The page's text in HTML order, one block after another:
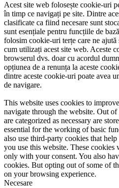
Acest site web folosește cookie-uri
în timp ce navigați pe site. Dintre
clasificate ca fiind necesare sunt
sunt esențiale pentru funcțiile de
folosim cookie-uri terțe care ne ajută
cum utilizați acest site web. Aceste
browserul dvs. doar cu acordul
opțiunea de a renunța la aceste
dintre aceste cookie-uri poate avea
de navigare.
This website uses cookies to
navigate through the website. Out
are categorized as necessary are
essential for the working of basic
also use third-party cookies that
you use this website. These
only with your consent. You also
cookies. But opting out of some of
on your browsing experience.
Necesare